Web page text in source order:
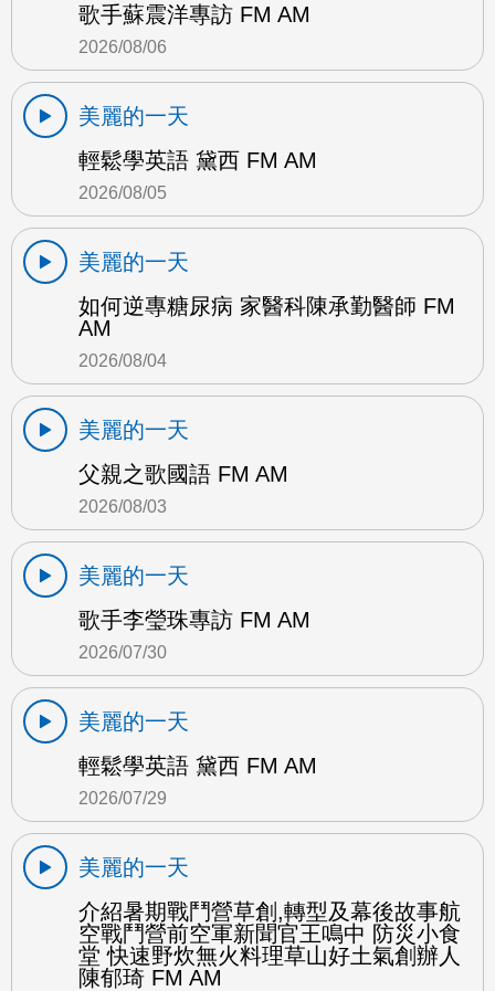
歌手蘇震洋專訪 FM AM
2026/08/06
美麗的一天
輕鬆學英語 黛西 FM AM
2026/08/05
美麗的一天
如何逆專糖尿病 家醫科陳承勤醫師 FM
AM
2026/08/04
美麗的一天
父親之歌國語 FM AM
2026/08/03
美麗的一天
歌手李瑩珠專訪 FM AM
2026/07/30
美麗的一天
輕鬆學英語 黛西 FM AM
2026/07/29
美麗的一天
介紹暑期戰鬥營草創,轉型及幕後故事航
空戰鬥營前空軍新聞官王鳴中 防災小食
堂 快速野炊無火料理草山好土氣創辦人
陳郁琦 FM AM